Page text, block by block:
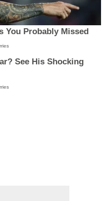
You Probably Missed
See His Shocking